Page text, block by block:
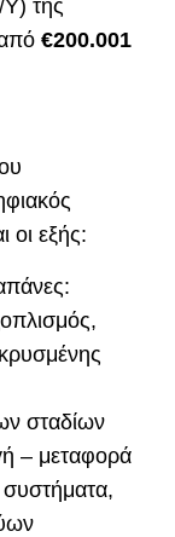
της
€200.001
οι εξής:
σταδίων
– μεταφορά